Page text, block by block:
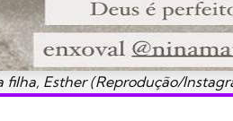
filha, Esther (Reprodução/